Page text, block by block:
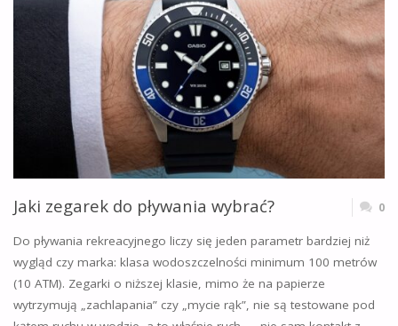
PRZEWODNIK
JAK
WYBRAĆ
IDEALNY
MODEL
Jaki zegarek do pływania wybrać? 0
Do pływania rekreacyjnego liczy się jeden parametr bardziej niż
wygląd czy marka: klasa wodoszczelności minimum 100 metrów
(10 ATM). Zegarki o niższej klasie, mimo że na papierze
wytrzymują „zachlapania” czy „mycie rąk”, nie są testowane pod